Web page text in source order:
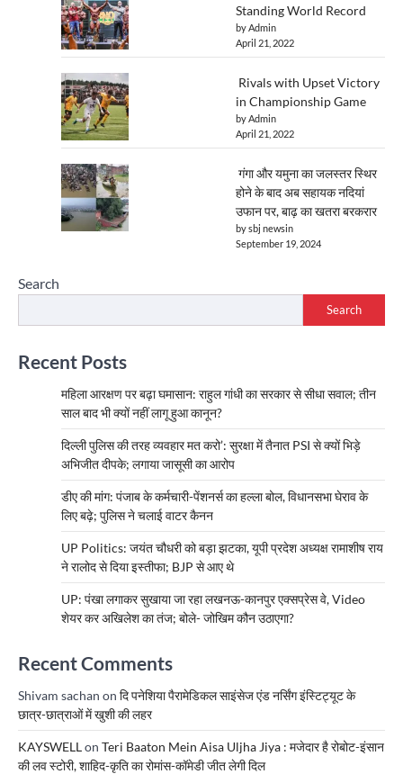
Standing World Record
by Admin
April 21, 2022
Rivals with Upset Victory
in Championship Game
by Admin
April 21, 2022
गंगा और यमुना का जलस्तर स्थिर
होने के बाद अब सहायक नदियां
उफान पर, बाढ़ का खतरा बरकरार
by sbj newsin
September 19, 2024
Search
Search
Recent Posts
महिला आरक्षण पर बढ़ा घमासान: राहुल गांधी का सरकार से सीधा सवाल; तीन
साल बाद भी क्यों नहीं लागू हुआ कानून?
दिल्ली पुलिस की तरह व्यवहार मत करो’: सुरक्षा में तैनात PSI से क्यों भिड़े
अभिजीत दीपके; लगाया जासूसी का आरोप
डीए की मांग: पंजाब के कर्मचारी-पेंशनर्स का हल्ला बोल, विधानसभा घेराव के
लिए बढ़े; पुलिस ने चलाई वाटर कैनन
UP Politics: जयंत चौधरी को बड़ा झटका, यूपी प्रदेश अध्यक्ष रामाशीष राय
ने रालोद से दिया इस्तीफा; BJP से आए थे
UP: पंखा लगाकर सुखाया जा रहा लखनऊ-कानपुर एक्सप्रेस वे, Video
शेयर कर अखिलेश का तंज; बोले- जोखिम कौन उठाएगा?
Recent Comments
Shivam sachan on दि पनेशिया पैरामेडिकल साइंसेज एंड नर्सिंग इंस्टिट्यूट के
छात्र-छात्राओं में खुशी की लहर
KAYSWELLon Teri Baaton Mein Aisa Uljha Jiya : मजेदार है रोबोट-इंसान
की लव स्टोरी, शाहिद-कृति का रोमांस-कॉमेडी जीत लेगी दिल